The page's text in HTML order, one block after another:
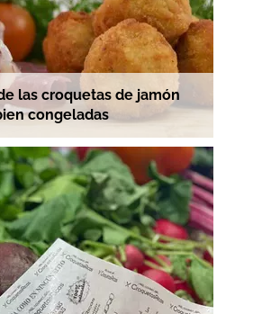
las croquetas de jamón
congeladas